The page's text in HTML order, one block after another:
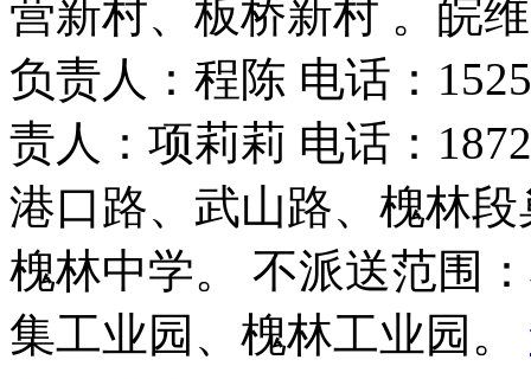
营新村、板桥新村 。皖
负责人：程陈 电话：
责人：项莉莉 电话：
港口路、武山路、槐林
槐林中学。 不派送范围
集工业园、槐林工业园。